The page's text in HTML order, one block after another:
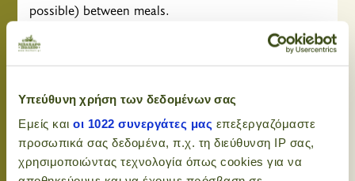
Υπεύθυνη χρήση των δεδομένων σας
Εμείς και οι 1022 συνεργάτες μας επεξεργαζόμαστε
προσωπικά σας δεδομένα, π.χ. τη διεύθυνση IP σας,
χρησιμοποιώντας τεχνολογία όπως cookies για να
possible) between meals.
To increase the antitussive effect and gain
effectiveness, add a spoonful of honey to your
It relieves the discomforts of the respiratory tract as
well as the gastrointestinal and urinary systems. It
has a particularly high content of mucilaginous